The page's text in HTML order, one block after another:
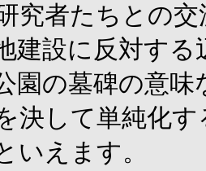
究者たちとの
建設に反対す
園の墓碑の意
決して単純化
いえます。